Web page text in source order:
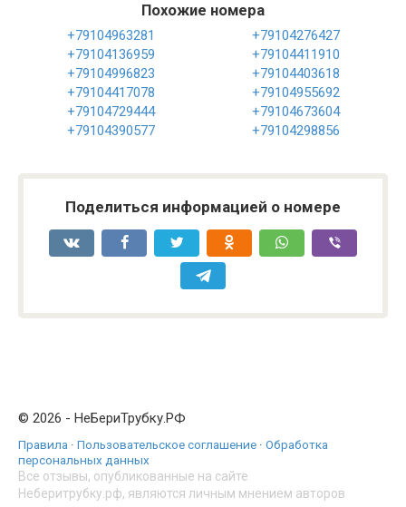
Похожие номера
+79104963281
+79104276427
+79104136959
+79104411910
+79104996823
+79104403618
+79104417078
+79104955692
+79104729444
+79104673604
+79104390577
+79104298856
Поделиться информацией о номере
© 2026 - НеБериТрубку.РФ
Правила · Пользовательское соглашение · Обработка
персональных данных
Все отзывы, опубликованные на сайте
Неберитрубку.рф, являются личным мнением авторов